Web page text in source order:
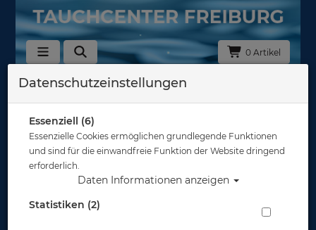
0 Artikel
Flossen
Herstellern wie Aqualung, Mares, Polaris, Subgear
und Scubapro.
In dieser Ansicht sind keine Produkte verfügbar
Gut abgesichert?
Datenschutzeinstellungen
Essenziell (6)
Essenzielle Cookies ermöglichen grundlegende Funktionen
und sind für die einwandfreie Funktion der Website dringend
erforderlich.
Daten Informationen anzeigen
Statistiken (2)